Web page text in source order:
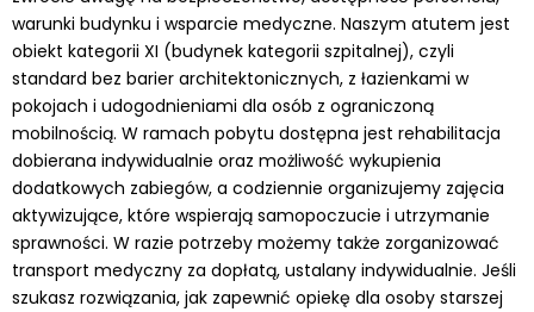
warunki budynku i wsparcie medyczne. Naszym atutem jest
obiekt kategorii XI (budynek kategorii szpitalnej), czyli
standard bez barier architektonicznych, z łazienkami w
pokojach i udogodnieniami dla osób z ograniczoną
mobilnością. W ramach pobytu dostępna jest rehabilitacja
dobierana indywidualnie oraz możliwość wykupienia
dodatkowych zabiegów, a codziennie organizujemy zajęcia
aktywizujące, które wspierają samopoczucie i utrzymanie
sprawności. W razie potrzeby możemy także zorganizować
transport medyczny za dopłatą, ustalany indywidualnie. Jeśli
szukasz rozwiązania, jak zapewnić opiekę dla osoby starszej